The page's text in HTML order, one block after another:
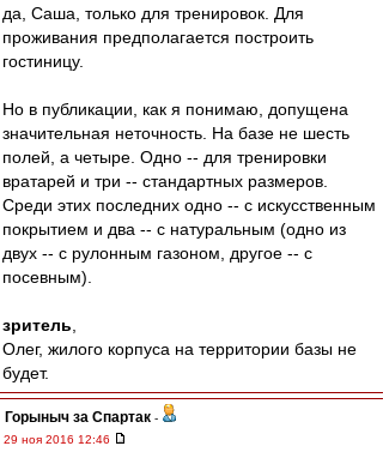
да, Саша, только для тренировок. Для
проживания предполагается построить
гостиницу.
Но в публикации, как я понимаю, допущена
значительная неточность. На базе не шесть
полей, а четыре. Одно -- для тренировки
вратарей и три -- стандартных размеров.
Среди этих последних одно -- с искусственным
покрытием и два -- с натуральным (одно из
двух -- с рулонным газоном, другое -- с
посевным).
зритель
Олег, жилого корпуса на территории базы не
будет.
Горыныч за Спартак -
29 ноя 2016 12:46